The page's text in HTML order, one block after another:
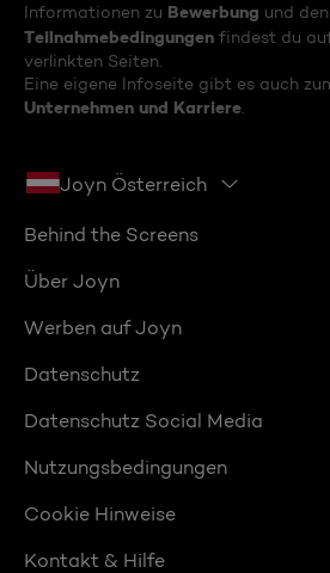
Informationen zu Bewerbung und
Teilnahmebedingungen findest du
verlinkten Seiten.
Eine eigene Infoseite gibt es auch
Unternehmen und Karriere
Joyn Österreich
Behind the Screens
Über Joyn
Werben auf Joyn
Datenschutz
Datenschutz Social Media
Nutzungsbedingungen
Cookie Hinweise
Kontakt & Hilfe